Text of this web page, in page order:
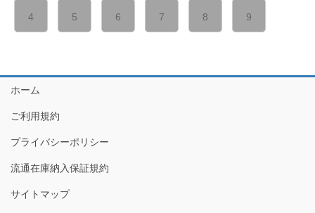
4 5 6 7 8 9
ホーム
ご利用規約
プライバシーポリシー
流通在庫納入保証規約
サイトマップ